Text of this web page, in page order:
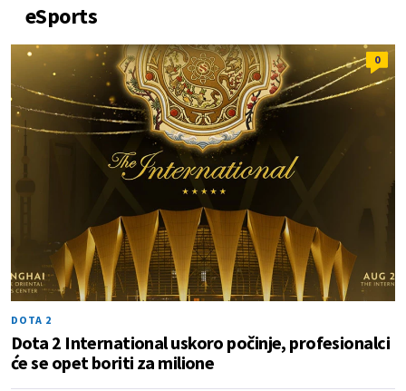
eSports
0
DOTA 2
Dota 2 International uskoro počinje, profesionalci
će se opet boriti za milione